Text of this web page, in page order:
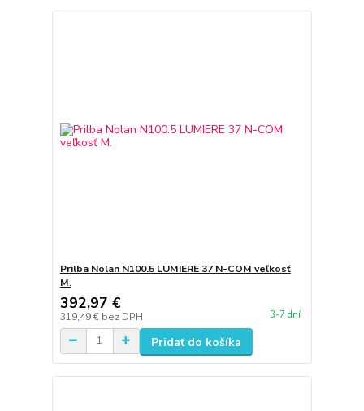
Prilba Nolan N100.5 LUMIERE 37 N-COM veľkosť
M.
392,97 €
319,49 € bez DPH 3-7 dní
Pridať do košíka